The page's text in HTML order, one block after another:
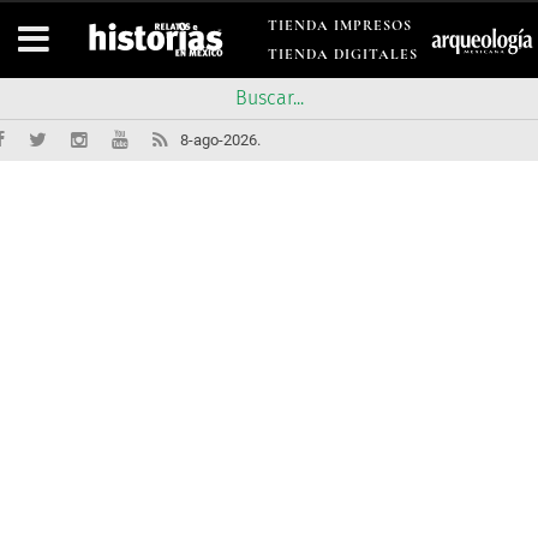
TIENDA IMPRESOS
TIENDA DIGITALES
8-ago-2026.